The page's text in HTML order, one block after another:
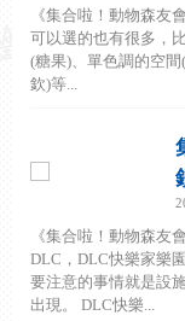
《集合啦！動物森友
可以選的也有很多，
(糖果)、單色調的空
欽)等...
《集合啦！動物森友
DLC，DLC快樂家樂
要注意的事情就是設
出現。 DLC快樂...